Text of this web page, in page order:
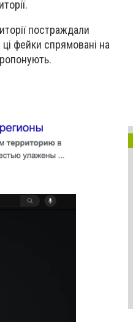
постраждали
фейки спрямовані на